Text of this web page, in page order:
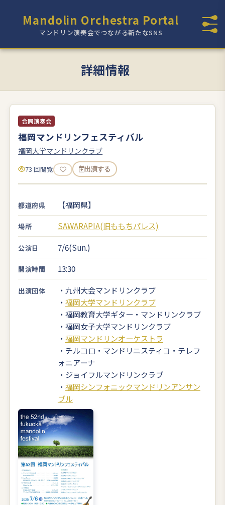
Mandolin Orchestra Portal
マンドリン演奏会でつながる新たなSNS
詳細情報
合同演奏会
福岡マンドリンフェスティバル
福岡大学マンドリンクラブ
73 回閲覧 出演する
都道府県 【福岡県】
場所 SAWARAPIA(旧ももちパレス)
公演日 7/6(Sun.)
開演時間 13:30
出演団体
・九州大会マンドリンクラブ
・ 福岡大学マンドリンクラブ
・福岡教育大学ギター・マンドリンクラブ
・福岡女子大学マンドリンクラブ
・ 福岡マンドリンオーケストラ
・チルコロ・マンドリニスティコ・テレフ
ォニアーナ
・ジョイフルマンドリンクラブ
・ 福岡シンフォニックマンドリンアンサン
ブル